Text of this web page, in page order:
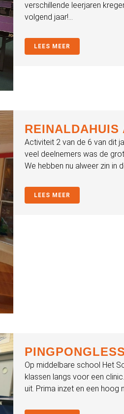
verschillende leerjaren
volgend jaar!...
LEES MEER
REINALDAHUIS
Activiteit 2 van de 6 van dit
veel deelnemers was de
We hebben nu alweer zin in
LEES MEER
Op middelbare school Het
klassen langs voor een
uit. Prima inzet en een hoog